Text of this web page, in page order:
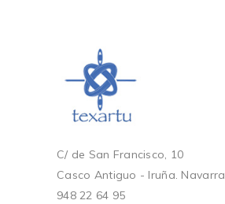
C/ de San Francisco, 10
Casco Antiguo - Iruña. Navarra
948 22 64 95